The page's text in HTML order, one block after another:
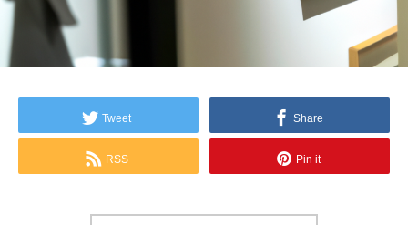
Tweet Share
RSS Pin it